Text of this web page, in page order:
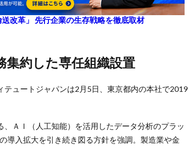
改革」 先行企業の生存戦略を徹底取材
集約した専任組織設置
ュートジャパンは2月5日、東京都内の本社で2019
ＡＩ（人工知能）を活用したデータ分析のプラッ
導入拡大を引き続き図る方針を強調。製造業や金